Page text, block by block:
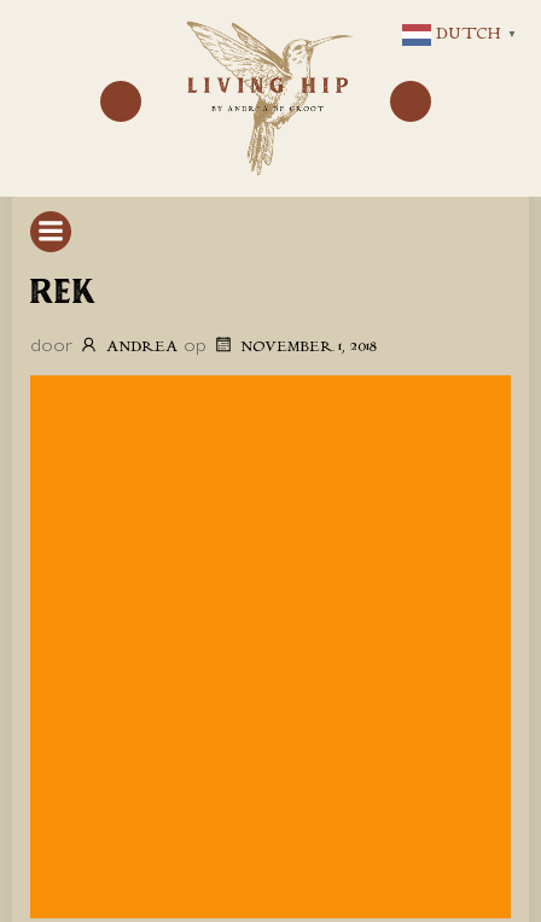
NAAR
DE
INHOUD
REK
door ANDREA op NOVEMBER 1, 2018
DUTCH ▼